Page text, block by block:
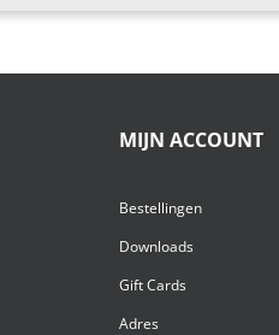
MIJN ACCOUNT
Bestellingen
Downloads
Gift Cards
Adres